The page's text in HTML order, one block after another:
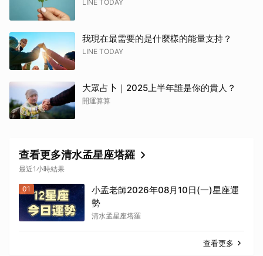
LINE TODAY
我現在最需要的是什麼樣的能量支持？
LINE TODAY
大眾占卜｜2025上半年誰是你的貴人？
開運算算
查看更多清水孟星座塔羅
最近1小時結果
01
小孟老師2026年08月10日(一)星座運
勢
清水孟星座塔羅
查看更多